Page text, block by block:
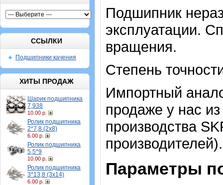
ССЫЛКИ
Подшипники качения
ХИТЫ ПРОДАЖ
Шарик подшипника
7,938
10.00 р.
Ролик подшипника
2*7,8 (2х8)
6.00 р.
Ролик подшипника
5,5*9
10.00 р.
Ролик подшипника
3*13,8 (3х14)
6.00 р.
Подшипник
эксплуатации.
вращения.
Степень
Импортный
продаже у нас
производства
производителей).
Параметры